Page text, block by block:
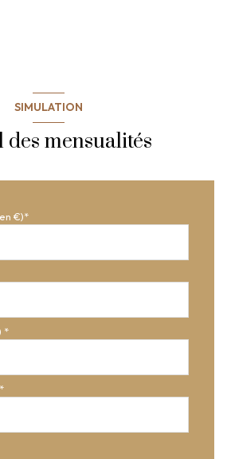
SIMULATION
des mensualités
€)*
*